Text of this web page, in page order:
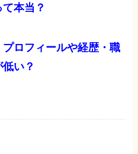
本当？
ロフィールや経歴・職
い？